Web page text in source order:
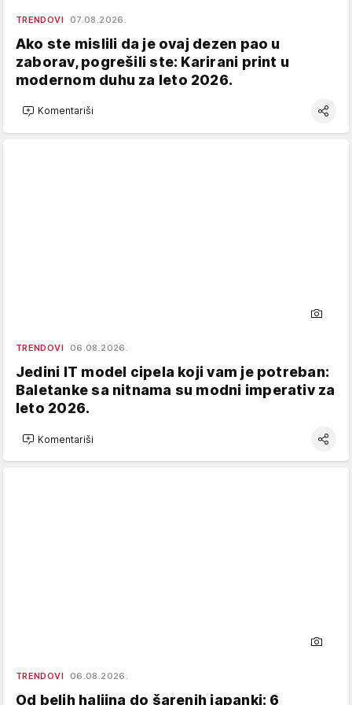
TRENDOVI 07.08.2026.
Ako ste mislili da je ovaj dezen pao u
zaborav, pogrešili ste: Karirani print u
modernom duhu za leto 2026.
Komentariši
TRENDOVI 06.08.2026.
Jedini IT model cipela koji vam je potreban:
Baletanke sa nitnama su modni imperativ za
leto 2026.
Komentariši
TRENDOVI 06.08.2026.
Od belih haljina do šarenih japanki: 6